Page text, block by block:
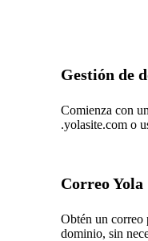
Gestión de
Comienza con
.yolasite.com o
Correo Yola
Obtén un correo
dominio, sin